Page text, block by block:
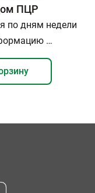
ПЦР
по дням недели
…